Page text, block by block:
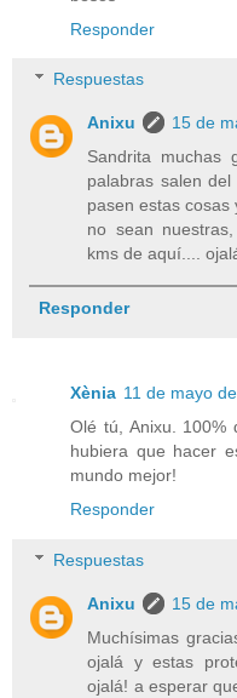
Responder
Respuestas
Anixu
15 de
Sandrita muchas
palabras salen
pasen estas
no sean
kms de aquí....
Responder
Xènia 11 de mayo
Olé tú, Anixu. 100%
hubiera que hacer
mundo mejor!
Responder
Respuestas
Anixu
15 de
Muchísimas
ojalá y estas
ojalá! a esperar